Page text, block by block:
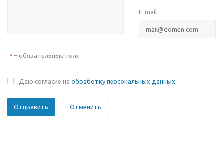
E-mail
* – обязательные поля
Даю согласие на обработку персональных данных
Отменить